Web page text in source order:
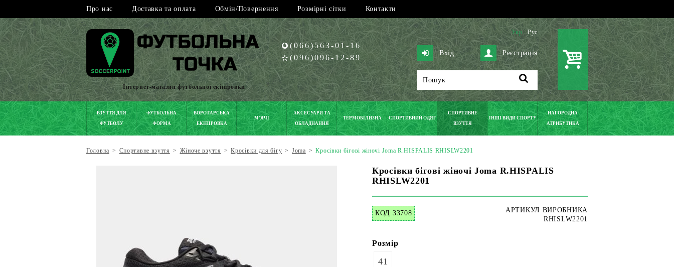
Про нас Доставка та оплата Обмін/Повернення Розмірні сітки Контакти
Інтернет-магазин футбольної екіпіровки
(066)563-01-16
(096)096-12-89
Укр Рус
Вхід Реєстрація
ВЗУТТЯ ДЛЯ
ФУТБОЛУ
ФУТБОЛЬНА
ФОРМА
ВОРОТАРСЬКА
ЕКІПІРОВКА
М'ЯЧІ
АКСЕСУАРИ ТА
ОБЛАДНАННЯ
ТЕРМОБІЛИЗНА СПОРТИВНИЙ ОДЯГ
СПОРТИВНЕ
ВЗУТТЯ
ІНШІ ВИДИ СПОРТУ
НАГОРОДНА
АТРИБУТИКА
Головна > Спортивне взуття > Жіноче взуття > Кросівки для бігу > Joma > Кросівки бігові жіночі Joma R.HISPALIS RHISLW2201
Кросівки бігові жіночі Joma R.HISPALIS
RHISLW2201
КОД 33708
АРТИКУЛ ВИРОБНИКА
RHISLW2201
Розмір
41